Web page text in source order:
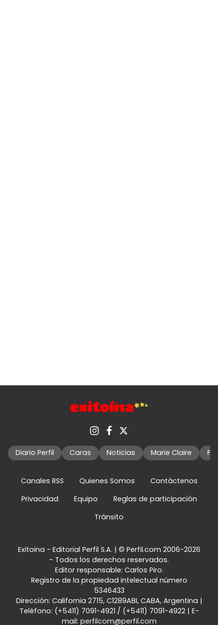
Diario Perfil Caras Noticias Marie Claire
Canales RSS Quienes Somos
Contáctenos
Privacidad
Equipo
Reglas de participación
Tránsito
Exitoina - Editorial Perfil S.A. | © Perfil.com 2006-2026
- Todos los derechos reservados.
Editor responsable: Carlos Piro.
Registro de la propiedad intelectual número
5346433
Dirección: California 2715, C1289ABI, CABA, Argentina |
Teléfono: (+5411) 7091-4921 / (+5411) 7091-4922| E-
mail: perfilcom@perfil.com